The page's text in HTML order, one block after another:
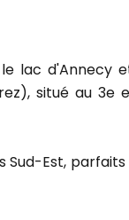
lac
situé au 3e
Est,